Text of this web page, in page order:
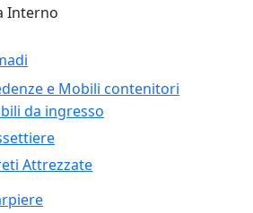
Interno
e Mobili contenitori
da ingresso
Attrezzate